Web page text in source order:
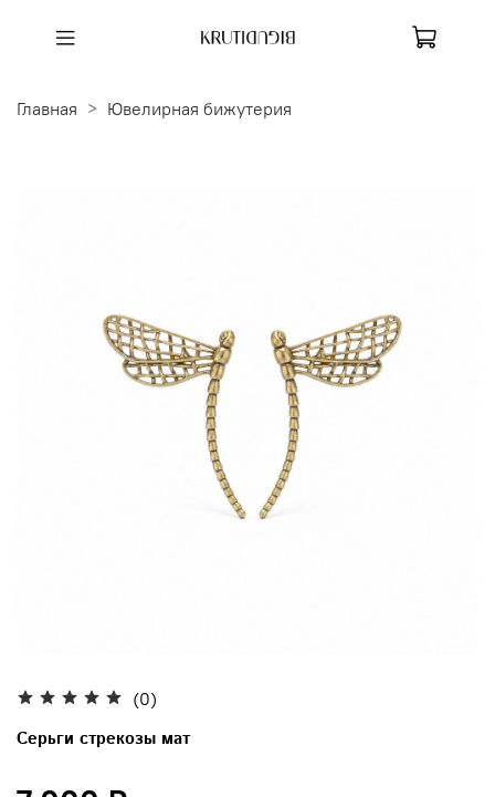
Главная Ювелирная бижутерия
(0)
Серьги стрекозы мат